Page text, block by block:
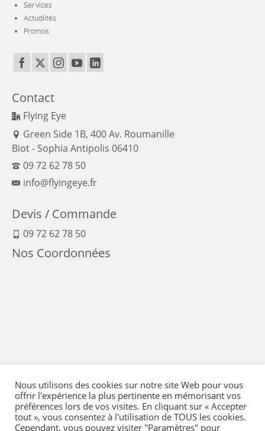
Services
Actualités
Promos
Contact
Flying Eye
Green Side 1B, 400 Av. Roumanille
Biot - Sophia Antipolis 06410
09 72 62 78 50
info@flyingeye.fr
Devis / Commande
09 72 62 78 50
Nos Coordonnées
Nous utilisons des cookies sur notre site Web pour vous
offrir l'expérience la plus pertinente en mémorisant vos
préférences lors de vos visites. En cliquant sur « Accepter
tout », vous consentez à l'utilisation de TOUS les cookies.
Cependant, vous pouvez visiter "Paramètres" pour